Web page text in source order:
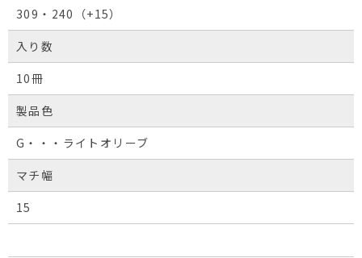
309・240（+15）
入り数
10冊
製品色
G・・・ライトオリーブ
マチ幅
15